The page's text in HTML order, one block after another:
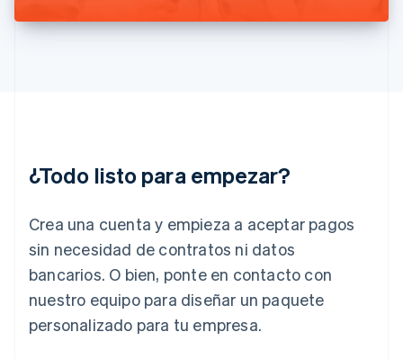
¿Todo listo para empezar?
Crea una cuenta y empieza a aceptar pagos
sin necesidad de contratos ni datos
bancarios. O bien, ponte en contacto con
nuestro equipo para diseñar un paquete
personalizado para tu empresa.
India
Letonia
English
Deutsch English
Lituania
English
Luxemburgo
FrançaisDeutsch English
English 简体中文